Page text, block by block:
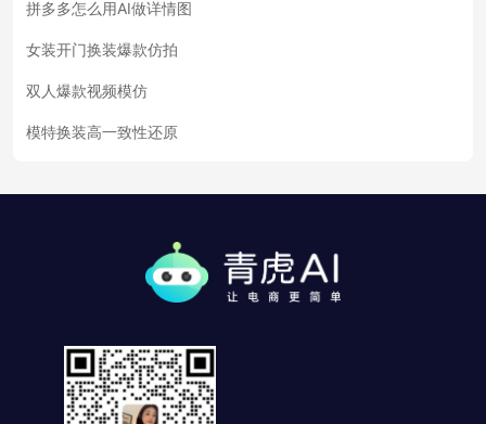
拼多多怎么用AI做详情图
女装开门换装爆款仿拍
双人爆款视频模仿
模特换装高一致性还原